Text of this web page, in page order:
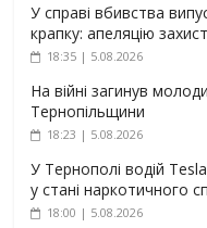
У справі вбивства
крапку: апеляцію
18:35 | 5.08.2026
На війні загинув
Тернопільщини
18:23 | 5.08.2026
У Тернополі водій
у стані наркотичного
18:00 | 5.08.2026